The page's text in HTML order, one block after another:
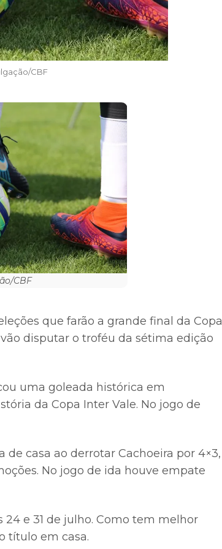
CBF
CBF
que farão a grande final da Copa
disputar o troféu da sétima edição
uma goleada histórica em
da Copa Inter Vale. No jogo de
casa ao derrotar Cachoeira por 4×3,
No jogo de ida houve empate
24 e 31 de julho. Como tem melhor
título em casa.